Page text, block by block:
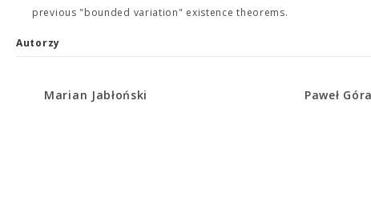
previous "bounded variation" existence theorems.
Autorzy
Marian Jabłoński Paweł Góra